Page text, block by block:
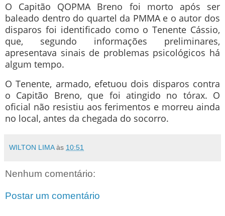
O Capitão QOPMA Breno foi morto após ser
baleado dentro do quartel da PMMA e o autor dos
disparos foi identificado como o Tenente Cássio,
que, segundo informações preliminares,
apresentava sinais de problemas psicológicos há
algum tempo.
O Tenente, armado, efetuou dois disparos contra
o Capitão Breno, que foi atingido no tórax. O
oficial não resistiu aos ferimentos e morreu ainda
no local, antes da chegada do socorro.
WILTON LIMA às 10:51
Nenhum comentário:
Postar um comentário